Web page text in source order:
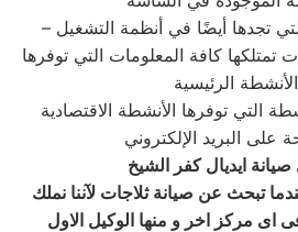
تمتلكها كافة المعلومات التي توفرها
الأنشطة الرئيسية
التي توفرها الأنشطة الاقتصادية
ايديال كفر الشيخ
تبحث عن صيانة ثلاجات لآننا نملك
اى مركز اخر و منها الوكيل الاول